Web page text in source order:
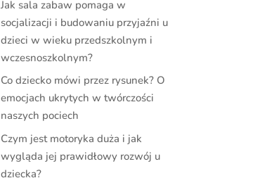
Jak sala zabaw pomaga w
socjalizacji i budowaniu przyjaźni u
dzieci w wieku przedszkolnym i
wczesnoszkolnym?
Co dziecko mówi przez rysunek? O
emocjach ukrytych w twórczości
naszych pociech
Czym jest motoryka duża i jak
wygląda jej prawidłowy rozwój u
dziecka?